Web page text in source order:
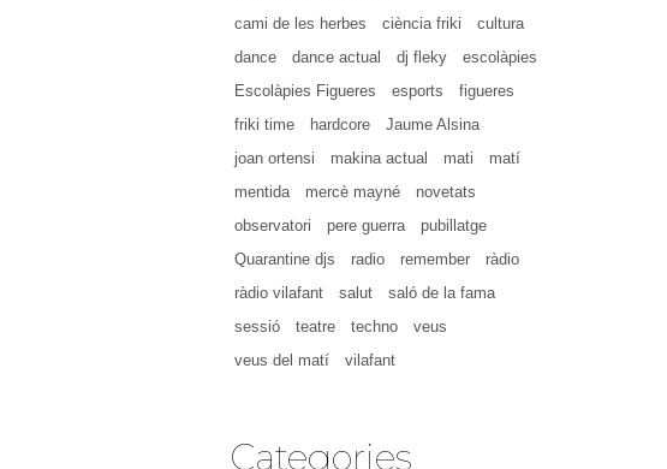
cami de les herbes
ciència friki
cultura
dance
dance actual dj fleky
escolàpies
Escolàpies Figueres
esports
figueres
friki time
hardcore
Jaume Alsina
joan ortensi
makina actual mati
matí
mentida
mercè mayné
novetats
observatori
pere guerra
pubillatge
Quarantine djs
radio remember
ràdio
ràdio vilafant
salut
saló de la fama
sessió
teatre techno
veus
veus del matí
vilafant
Categories